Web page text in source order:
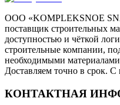
ООО «KOMPLEKSNOE
поставщик строительных
доступностью и чёткой
строительные компании,
необходимыми
Доставляем точно в срок. С
КОНТАКТНАЯ